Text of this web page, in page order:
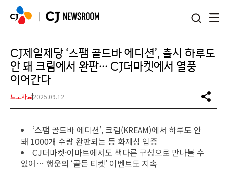
CJ제일제당 ‘스팸 골드바 에디션’, 출시 하루도
안 돼 크림에서 완판… CJ더마켓에서 열풍
이어간다
보도자료2025.09.12
‘스팸 골드바 에디션’, 크림(KREAM)에서 하루도 안
돼 1000개 수량 완판되는 등 화제성 입증
CJ더마켓·이마트에서도 색다른 구성으로 만나볼 수
있어… 행운의 ‘골든 티켓’ 이벤트도 지속